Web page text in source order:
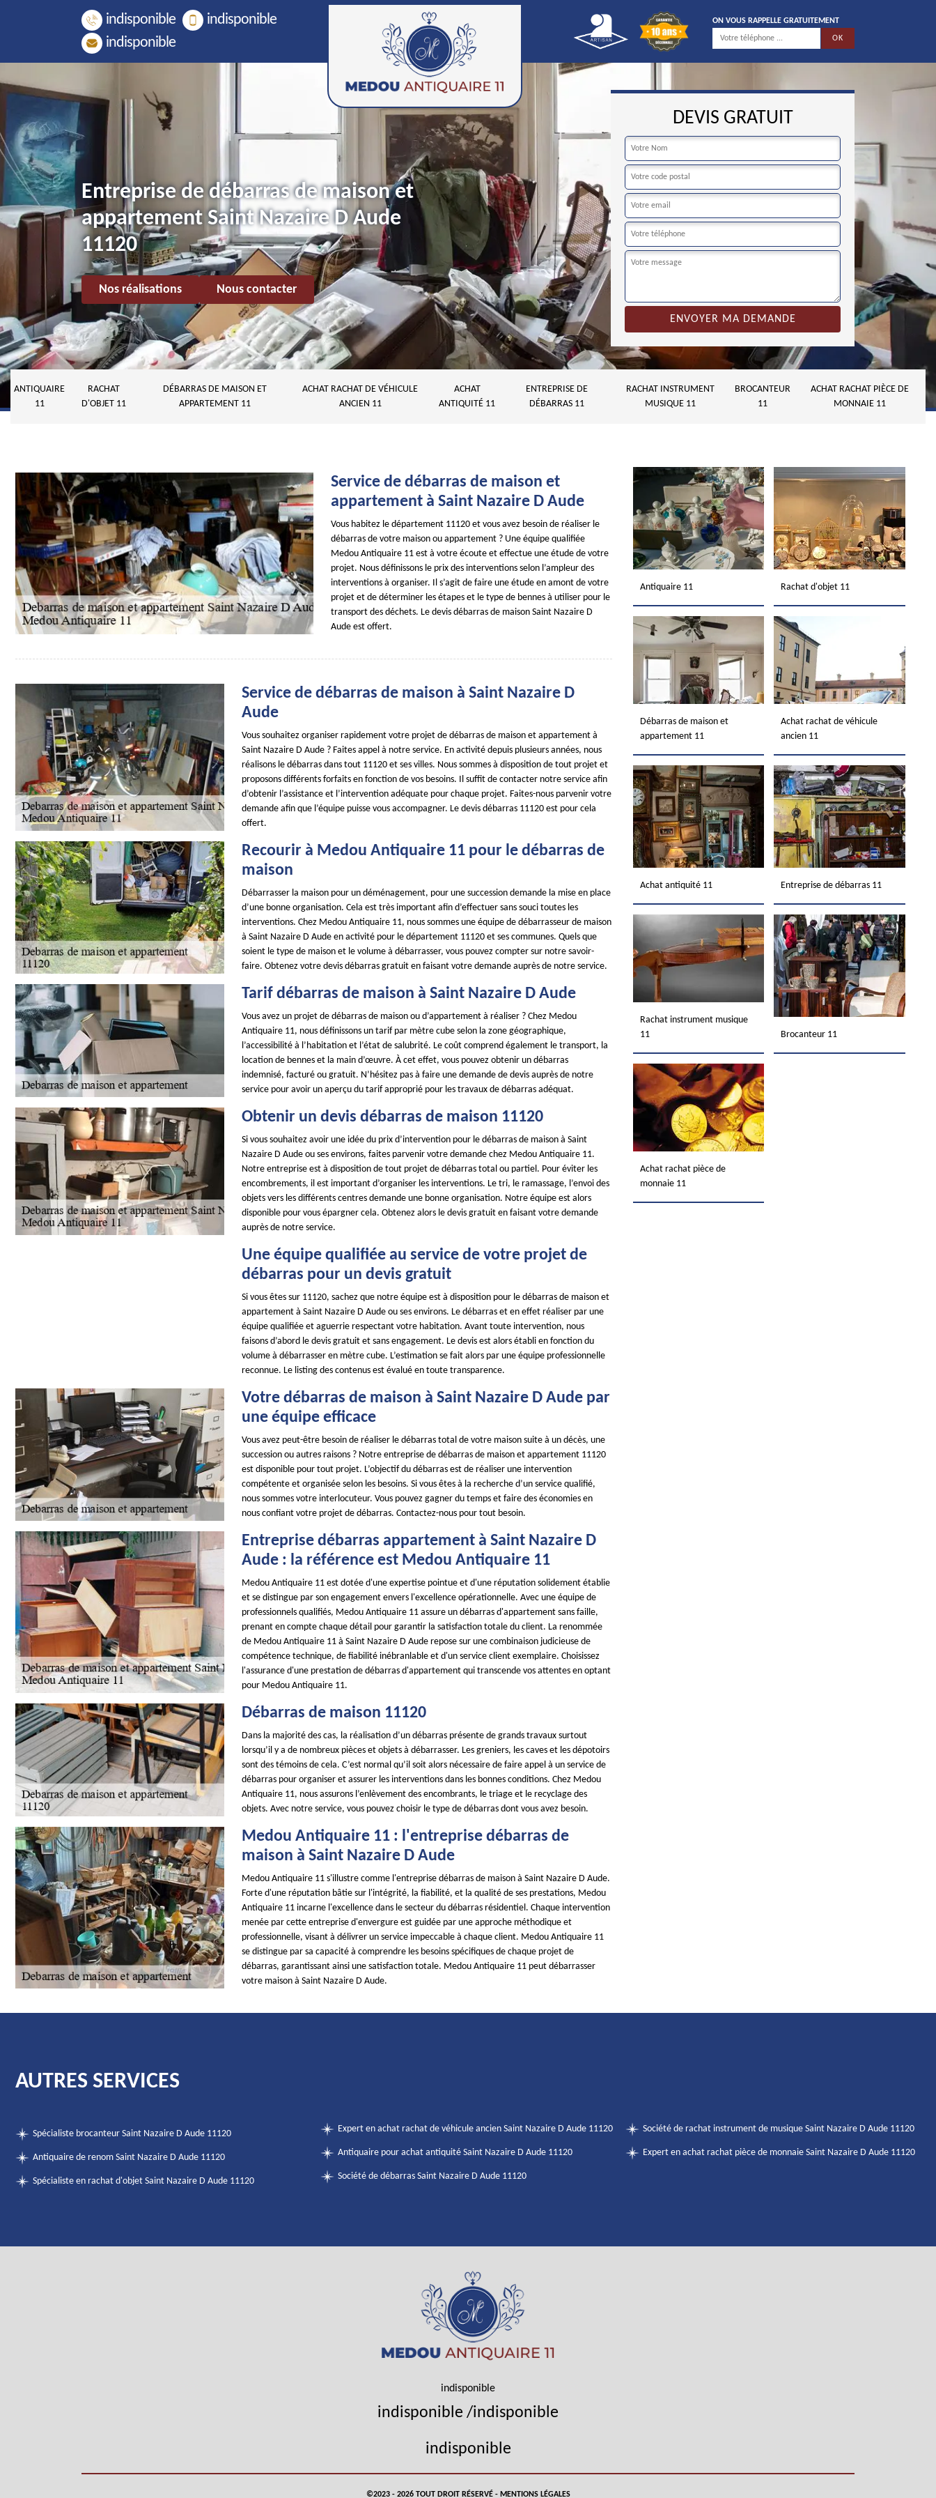
indisponible
indisponible
indisponible
ON VOUS RAPPELLE GRATUITEMENT
Entreprise de débarras de maison et
appartement Saint Nazaire D Aude
11120
Nos réalisations Nous contacter
DEVIS GRATUIT
ANTIQUAIRE
11
RACHAT
D'OBJET 11
DÉBARRAS DE MAISON ET
APPARTEMENT 11
ACHAT RACHAT DE VÉHICULE
ANCIEN 11
ACHAT
ANTIQUITÉ 11
ENTREPRISE DE
DÉBARRAS 11
RACHAT INSTRUMENT
MUSIQUE 11
BROCANTEUR
11
ACHAT RACHAT PIÈCE DE
MONNAIE 11
Service de débarras de maison et
appartement à Saint Nazaire D Aude
Vous habitez le département 11120 et vous avez besoin de réaliser le
débarras de votre maison ou appartement ? Une équipe qualifiée
Medou Antiquaire 11 est à votre écoute et effectue une étude de votre
projet. Nous définissons le prix des interventions selon l’ampleur des
interventions à organiser. Il s’agit de faire une étude en amont de votre
projet et de déterminer les étapes et le type de bennes à utiliser pour le
transport des déchets. Le devis débarras de maison Saint Nazaire D
Aude est offert.
Service de débarras de maison à Saint Nazaire D
Aude
Vous souhaitez organiser rapidement votre projet de débarras de maison et appartement à
Saint Nazaire D Aude ? Faites appel à notre service. En activité depuis plusieurs années, nous
réalisons le débarras dans tout 11120 et ses villes. Nous sommes à disposition de tout projet et
proposons différents forfaits en fonction de vos besoins. Il suffit de contacter notre service afin
d’obtenir l’assistance et l’intervention adéquate pour chaque projet. Faites-nous parvenir votre
demande afin que l’équipe puisse vous accompagner. Le devis débarras 11120 est pour cela
offert.
Recourir à Medou Antiquaire 11 pour le débarras de
maison
Débarrasser la maison pour un déménagement, pour une succession demande la mise en place
d’une bonne organisation. Cela est très important afin d’effectuer sans souci toutes les
interventions. Chez Medou Antiquaire 11, nous sommes une équipe de débarrasseur de maison
à Saint Nazaire D Aude en activité pour le département 11120 et ses communes. Quels que
soient le type de maison et le volume à débarrasser, vous pouvez compter sur notre savoir-
faire. Obtenez votre devis débarras gratuit en faisant votre demande auprès de notre service.
Tarif débarras de maison à Saint Nazaire D Aude
Vous avez un projet de débarras de maison ou d’appartement à réaliser ? Chez Medou
Antiquaire 11, nous définissons un tarif par mètre cube selon la zone géographique,
l’accessibilité à l’habitation et l’état de salubrité. Le coût comprend également le transport, la
location de bennes et la main d’œuvre. À cet effet, vous pouvez obtenir un débarras
indemnisé, facturé ou gratuit. N’hésitez pas à faire une demande de devis auprès de notre
service pour avoir un aperçu du tarif approprié pour les travaux de débarras adéquat.
Obtenir un devis débarras de maison 11120
Si vous souhaitez avoir une idée du prix d’intervention pour le débarras de maison à Saint
Nazaire D Aude ou ses environs, faites parvenir votre demande chez Medou Antiquaire 11.
Notre entreprise est à disposition de tout projet de débarras total ou partiel. Pour éviter les
encombrements, il est important d’organiser les interventions. Le tri, le ramassage, l’envoi des
objets vers les différents centres demande une bonne organisation. Notre équipe est alors
disponible pour vous épargner cela. Obtenez alors le devis gratuit en faisant votre demande
auprès de notre service.
Une équipe qualifiée au service de votre projet de
débarras pour un devis gratuit
Si vous êtes sur 11120, sachez que notre équipe est à disposition pour le débarras de maison et
appartement à Saint Nazaire D Aude ou ses environs. Le débarras et en effet réaliser par une
équipe qualifiée et aguerrie respectant votre habitation. Avant toute intervention, nous
faisons d’abord le devis gratuit et sans engagement. Le devis est alors établi en fonction du
volume à débarrasser en mètre cube. L’estimation se fait alors par une équipe professionnelle
reconnue. Le listing des contenus est évalué en toute transparence.
Votre débarras de maison à Saint Nazaire D Aude par
une équipe efficace
Vous avez peut-être besoin de réaliser le débarras total de votre maison suite à un décès, une
succession ou autres raisons ? Notre entreprise de débarras de maison et appartement 11120
est disponible pour tout projet. L’objectif du débarras est de réaliser une intervention
compétente et organisée selon les besoins. Si vous êtes à la recherche d’un service qualifié,
nous sommes votre interlocuteur. Vous pouvez gagner du temps et faire des économies en
nous confiant votre projet de débarras. Contactez-nous pour tout besoin.
Entreprise débarras appartement à Saint Nazaire D
Aude : la référence est Medou Antiquaire 11
Medou Antiquaire 11 est dotée d'une expertise pointue et d'une réputation solidement établie
et se distingue par son engagement envers l'excellence opérationnelle. Avec une équipe de
professionnels qualifiés, Medou Antiquaire 11 assure un débarras d'appartement sans faille,
prenant en compte chaque détail pour garantir la satisfaction totale du client. La renommée
de Medou Antiquaire 11 à Saint Nazaire D Aude repose sur une combinaison judicieuse de
compétence technique, de fiabilité inébranlable et d'un service client exemplaire. Choisissez
l'assurance d'une prestation de débarras d'appartement qui transcende vos attentes en optant
pour Medou Antiquaire 11.
Débarras de maison 11120
Dans la majorité des cas, la réalisation d’un débarras présente de grands travaux surtout
lorsqu’il y a de nombreux pièces et objets à débarrasser. Les greniers, les caves et les dépotoirs
sont des témoins de cela. C’est normal qu’il soit alors nécessaire de faire appel à un service de
débarras pour organiser et assurer les interventions dans les bonnes conditions. Chez Medou
Antiquaire 11, nous assurons l’enlèvement des encombrants, le triage et le recyclage des
objets. Avec notre service, vous pouvez choisir le type de débarras dont vous avez besoin.
Medou Antiquaire 11 : l'entreprise débarras de
maison à Saint Nazaire D Aude
Medou Antiquaire 11 s'illustre comme l'entreprise débarras de maison à Saint Nazaire D Aude.
Forte d'une réputation bâtie sur l'intégrité, la fiabilité, et la qualité de ses prestations, Medou
Antiquaire 11 incarne l'excellence dans le secteur du débarras résidentiel. Chaque intervention
menée par cette entreprise d'envergure est guidée par une approche méthodique et
professionnelle, visant à délivrer un service impeccable à chaque client. Medou Antiquaire 11
se distingue par sa capacité à comprendre les besoins spécifiques de chaque projet de
débarras, garantissant ainsi une satisfaction totale. Medou Antiquaire 11 peut débarrasser
votre maison à Saint Nazaire D Aude.
Antiquaire 11 Rachat d'objet 11
Débarras de maison et
appartement 11
Achat rachat de véhicule
ancien 11
Achat antiquité 11 Entreprise de débarras 11
Rachat instrument musique
11
Brocanteur 11
Achat rachat pièce de
monnaie 11
AUTRES SERVICES
Spécialiste brocanteur Saint Nazaire D Aude 11120
Antiquaire de renom Saint Nazaire D Aude 11120
Spécialiste en rachat d'objet Saint Nazaire D Aude 11120
Expert en achat rachat de véhicule ancien Saint Nazaire D Aude 11120
Antiquaire pour achat antiquité Saint Nazaire D Aude 11120
Société de débarras Saint Nazaire D Aude 11120
Société de rachat instrument de musique Saint Nazaire D Aude 11120
Expert en achat rachat pièce de monnaie Saint Nazaire D Aude 11120
indisponible
indisponible /indisponible
indisponible
©2023 - 2026 TOUT DROIT RÉSERVÉ - MENTIONS LÉGALES